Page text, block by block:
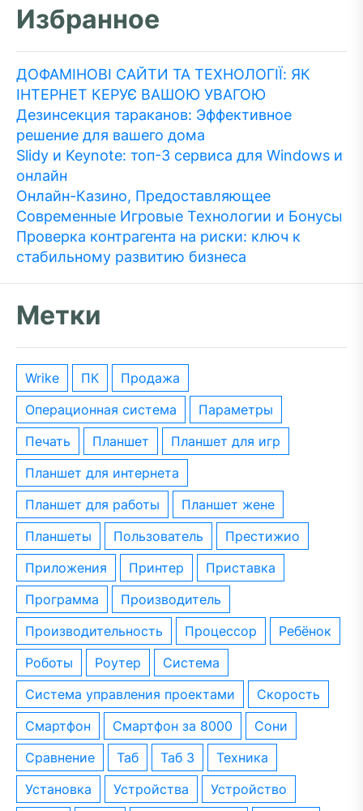
Избранное
ДОФАМІНОВІ САЙТИ ТА ТЕХНОЛОГІЇ: ЯК
ІНТЕРНЕТ КЕРУЄ ВАШОЮ УВАГОЮ
Дезинсекция тараканов: Эффективное
решение для вашего дома
Slidy и Keynote: топ-3 сервиса для Windows и
онлайн
Онлайн-Казино, Предоставляющее
Современные Игровые Технологии и Бонусы
Проверка контрагента на риски: ключ к
стабильному развитию бизнеса
Метки
wrike ПК
Продажа
операционная система
параметры
печать
планшет
планшет для игр
планшет для интернета
планшет для работы
планшет жене
планшеты
пользователь
престижио
приложения
принтер
приставка
программа
производитель
производительность
процессор
ребёнок
роботы
роутер
система
система управления проектами
скорость
смартфон
смартфон за 8000
сони
сравнение
таб таб 3
техника
установка
устройства
устройство